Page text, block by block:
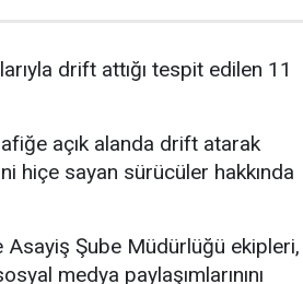
drift attığı tespit edilen 11
açık alanda drift atarak
hiçe sayan sürücüler hakkında
Şube Müdürlüğü ekipleri,
medya paylaşımlarınını